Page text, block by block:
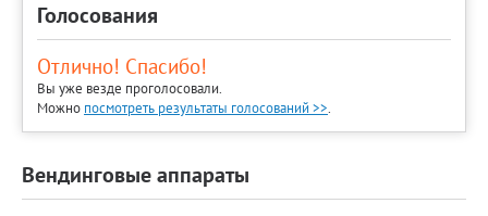
Голосования
Отлично! Спасибо!
Вы уже везде проголосовали.
Можно посмотреть результаты голосований >>.
Вендинговые аппараты